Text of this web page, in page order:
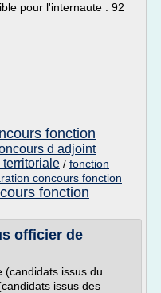
pour l'internaute : 92
fonction
d adjoint
/ fonction
concours fonction
fonction
officier de
(candidats issus du
issus des